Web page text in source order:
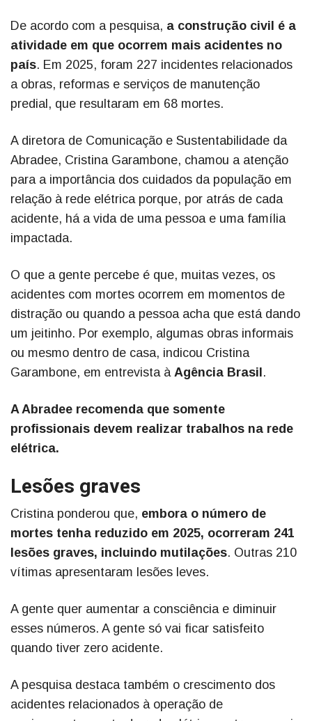
De acordo com a pesquisa, a construção civil é a
atividade em que ocorrem mais acidentes no
país. Em 2025, foram 227 incidentes relacionados
a obras, reformas e serviços de manutenção
predial, que resultaram em 68 mortes.
A diretora de Comunicação e Sustentabilidade da
Abradee, Cristina Garambone, chamou a atenção
para a importância dos cuidados da população em
relação à rede elétrica porque, por atrás de cada
acidente, há a vida de uma pessoa e uma família
impactada.
O que a gente percebe é que, muitas vezes, os
acidentes com mortes ocorrem em momentos de
distração ou quando a pessoa acha que está dando
um jeitinho. Por exemplo, algumas obras informais
ou mesmo dentro de casa, indicou Cristina
Garambone, em entrevista à Agência Brasil .
A Abradee recomenda que somente
profissionais devem realizar trabalhos na rede
elétrica.
Lesões graves
Cristina ponderou que, embora o número de
mortes tenha reduzido em 2025, ocorreram 241
lesões graves, incluindo mutilações. Outras 210
vítimas apresentaram lesões leves.
A gente quer aumentar a consciência e diminuir
esses números. A gente só vai ficar satisfeito
quando tiver zero acidente.
A pesquisa destaca também o crescimento dos
acidentes relacionados à operação de